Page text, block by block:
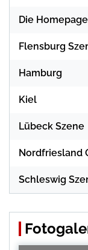
Die
Flensburg
Hamburg
Kiel
Lübeck Szene
Nordfriesland
Schleswig